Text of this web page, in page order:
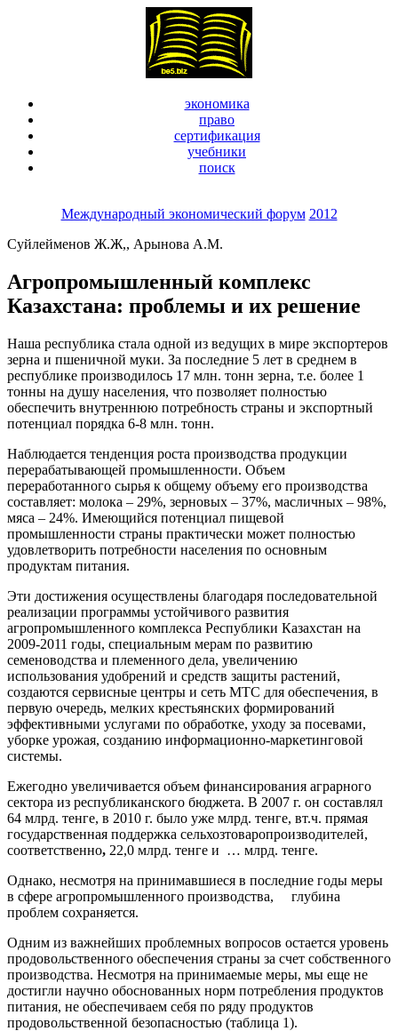
экономика
право
сертификация
учебники
поиск
Международный экономический форум 2012
Суйлейменов Ж.Ж,, Арынова А.М.
Агропромышленный комплекс
Казахстана: проблемы и их решение
Наша республика стала одной из ведущих в мире экспортеров
зерна и пшеничной муки. За последние 5 лет в среднем в
республике производилось 17 млн. тонн зерна, т.е. более 1
тонны на душу населения, что позволяет полностью
обеспечить внутреннюю потребность страны и экспортный
потенциал порядка 6-8 млн. тонн.
Наблюдается тенденция роста производства продукции
перерабатывающей промышленности. Объем
переработанного сырья к общему объему его производства
составляет: молока – 29%, зерновых – 37%, масличных – 98%,
мяса – 24%. Имеющийся потенциал пищевой
промышленности страны практически может полностью
удовлетворить потребности населения по основным
продуктам питания.
Эти достижения осуществлены благодаря последовательной
реализации программы устойчивого развития
агропромышленного комплекса Республики Казахстан на
2009-2011 годы, специальным мерам по развитию
семеноводства и племенного дела, увеличению
использования удобрений и средств защиты растений,
создаются сервисные центры и сеть МТС для обеспечения, в
первую очередь, мелких крестьянских формирований
эффективными услугами по обработке, уходу за посевами,
уборке урожая, созданию информационно-маркетинговой
системы.
Ежегодно увеличивается объем финансирования аграрного
сектора из республиканского бюджета. В 2007 г. он составлял
64 млрд. тенге, в 2010 г. было уже млрд. тенге, вт.ч. прямая
государственная поддержка сельхозтоваро­производителей,
соответственно, 22,0 млрд. тенге и … млрд. тенге.
Однако, несмотря на принимавшиеся в последние годы меры
в сфере агропромышленного производства, глубина
проблем сохраняется.
Одним из важнейших проблемных вопросов остается уровень
продовольственного обеспечения страны за счет собственного
производства. Несмотря на принимаемые меры, мы еще не
достигли научно обоснованных норм потребления продуктов
питания, не обеспечиваем себя по ряду продуктов
продовольственной безопасностью (таблица 1).